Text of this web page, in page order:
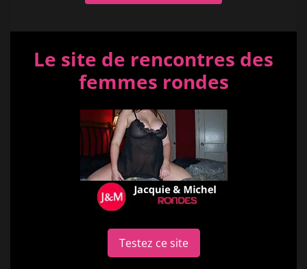
Le site de rencontres des
femmes rondes
Testez ce site